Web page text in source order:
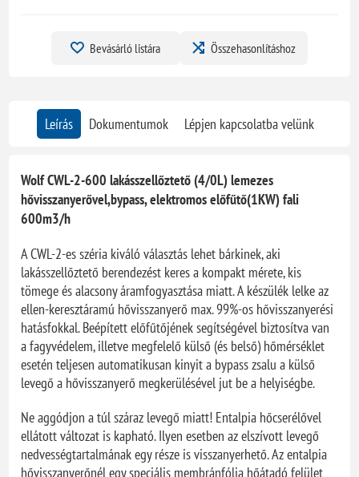
Bevásárló listára Összehasonlításhoz
Leírás Dokumentumok Lépjen kapcsolatba velünk
Wolf CWL-2-600 lakásszellőztető (4/0L) lemezes
hővisszanyerővel,bypass, elektromos előfűtő(1KW) fali
600m3/h
A CWL-2-es széria kiváló választás lehet bárkinek, aki
lakásszellőztető berendezést keres a kompakt mérete, kis
tömege ésalacsony áramfogyasztása miatt. A készülék lelke az
ellen-keresztáramú hővisszanyerő max. 99%-os hővisszanyerési
hatásfokkal. Beépített előfűtőjének segítségével biztosítva van
a fagyvédelem, illetve megfelelő külső (és belső) hőmérséklet
esetén teljesen automatikusan kinyit a bypass zsalu a külső
levegő a hővisszanyerő megkerülésével jut be a helyiségbe.
Ne aggódjon a túl száraz levegő miatt! Entalpia hőcserélővel
ellátott változat is kapható. Ilyen esetben az elszívott levegő
nedvességtartalmának egy része is visszanyerhető. Az entalpia
hővisszanyerőnél egy speciális membránfólia hőátadó felület